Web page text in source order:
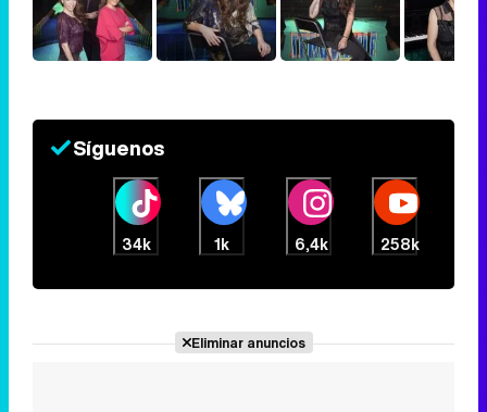
Síguenos
34k 1k 6,4k 258k
Eliminar anuncios